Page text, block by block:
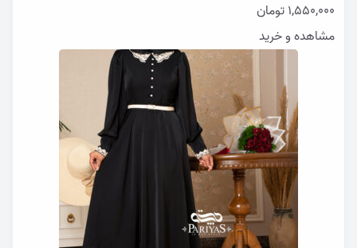
1,550,000تومان
مشاهده و خرید